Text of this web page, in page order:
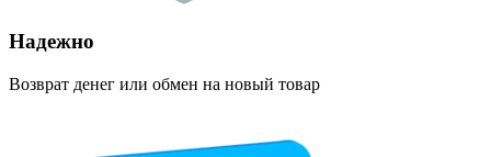
Надежно
Возврат денег или обмен на новый товар